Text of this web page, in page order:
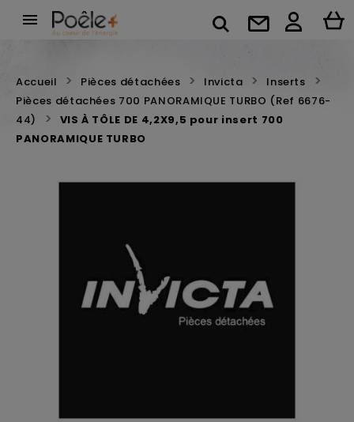

Accueil Pièces détachées Invicta
Inserts
Pièces détachées 700 PANORAMIQUE TURBO (Ref 6676-
44)
VIS À TÔLE DE 4,2X9,5 pour insert 700
PANORAMIQUE TURBO